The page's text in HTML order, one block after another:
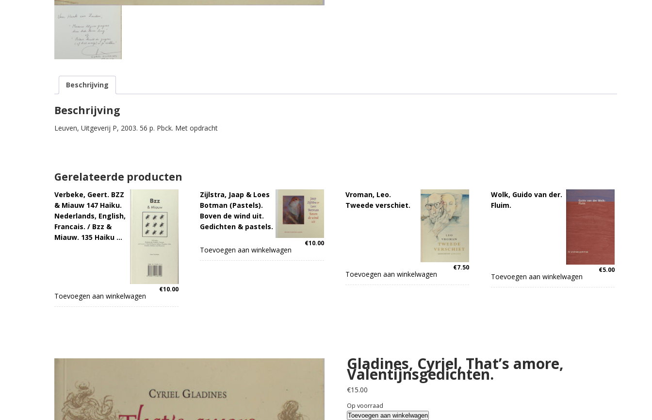
Beschrijving
Beschrijving
Leuven, Uitgeverij P, 2003. 56 p. Pbck. Met opdracht
Gerelateerde producten
Verbeke, Geert. BZZ
& Miauw 147 Haiku.
Nederlands, English,
Francais. / Bzz &
Miauw. 135 Haiku …
€10.00
Toevoegen aan winkelwagen
Zijlstra, Jaap & Loes
Botman (Pastels).
Boven de wind uit.
Gedichten & pastels.
€10.00
Toevoegen aan winkelwagen
Vroman, Leo.
Tweede verschiet.
€7.50
Toevoegen aan winkelwagen
Wolk, Guido van der.
Fluim.
€5.00
Toevoegen aan winkelwagen
Gladines, Cyriel. That’s amore,
Valentijnsgedichten.
€15.00
Op voorraad
Gladines,
Toevoegen aan winkelwagen